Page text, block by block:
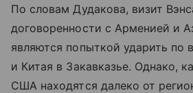
По словам Дудакова, визит
договоренности с Арменией и
являются попыткой ударить по
и Китая в Закавказье. Однако,
США находятся далеко от